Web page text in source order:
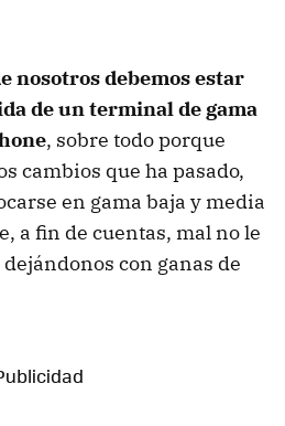
nosotros debemos estar
de un terminal de gama
, sobre todo porque
cambios que ha pasado,
en gama baja y media
a fin de cuentas, mal no le
con ganas de